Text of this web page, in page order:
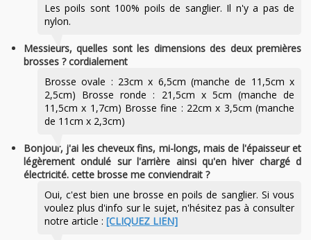
Les poils sont 100% poils de sanglier. Il n'y a pas de
nylon.
Messieurs, quelles sont les dimensions des deux premières
brosses ? cordialement
Brosse ovale : 23cm x 6,5cm (manche de 11,5cm x
2,5cm) Brosse ronde : 21,5cm x 5cm (manche de
11,5cm x 1,7cm) Brosse fine : 22cm x 3,5cm (manche
de 11cm x 2,3cm)
Bonjour, j'ai les cheveux fins, mi-longs, mais de l'épaisseur et
légèrement ondulé sur l'arrière ainsi qu'en hiver chargé d
électricité. cette brosse me conviendrait ?
Oui, c'est bien une brosse en poils de sanglier. Si vous
voulez plus d'info sur le sujet, n'hésitez pas à consulter
notre article : [CLIQUEZ LIEN]